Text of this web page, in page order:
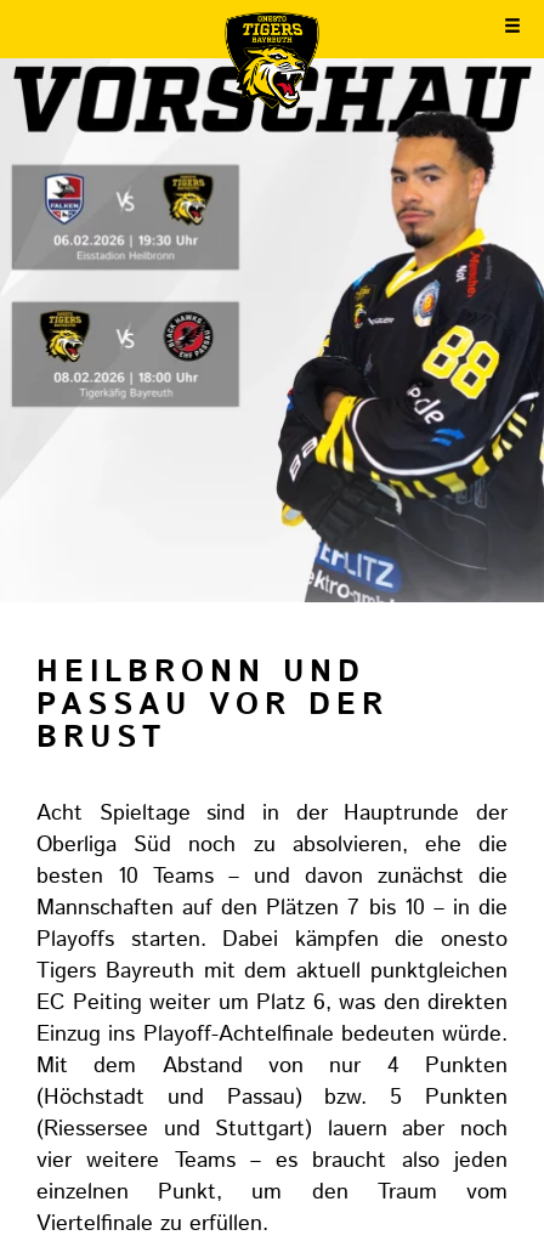
HEILBRONN UND
PASSAU VOR DER
BRUST
Acht Spieltage sind in der Hauptrunde der
Oberliga Süd noch zu absolvieren, ehe die
besten 10 Teams – und davon zunächst die
Mannschaften auf den Plätzen 7 bis 10 – in die
Playoffs starten. Dabei kämpfen die onesto
Tigers Bayreuth mit dem aktuell punktgleichen
EC Peiting weiter um Platz 6, was den direkten
Einzug ins Playoff-Achtelfinale bedeuten würde.
Mit dem Abstand von nur 4 Punkten
(Höchstadt und Passau) bzw. 5 Punkten
(Riessersee und Stuttgart) lauern aber noch
vier weitere Teams – es braucht also jeden
einzelnen Punkt, um den Traum vom
Viertelfinale zu erfüllen.